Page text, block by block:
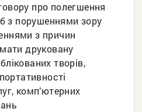
про полегшення
з порушеннями зору
з причин
друковану
творів,
комп’ютерних